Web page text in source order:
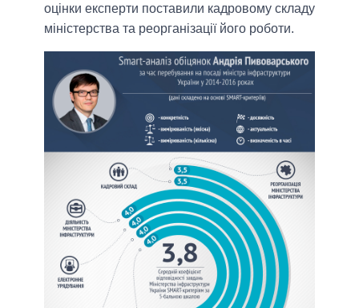
оцінки експерти поставили кадровому складу
міністерства та реорганізації його роботи.